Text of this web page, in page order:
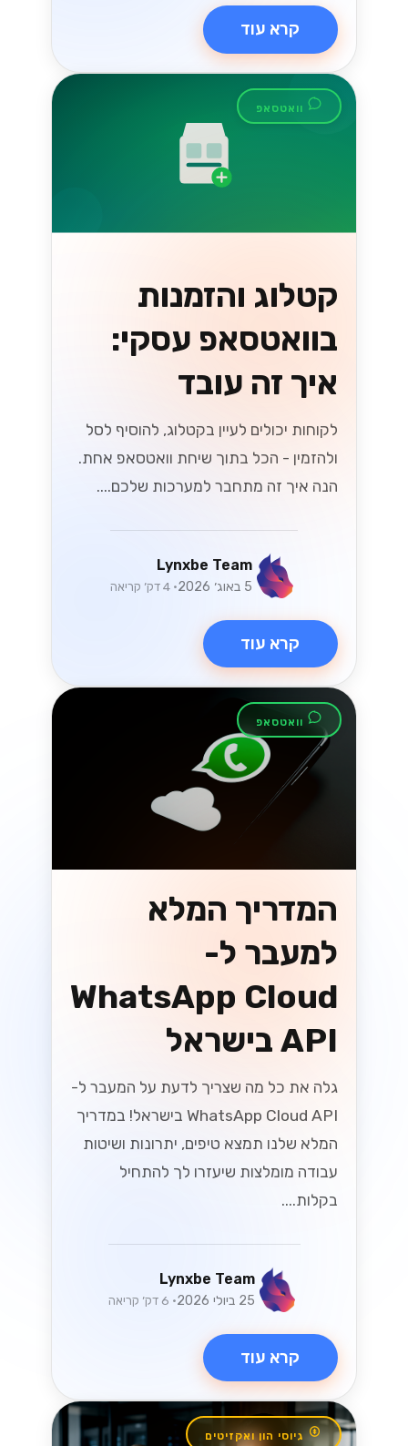
קרא עוד
וואטסאפ
קטלוג והזמנות
בוואטסאפ עסקי:
איך זה עובד
לקוחות יכולים לעיין בקטלוג, להוסיף לסל
ולהזמין - הכל בתוך שיחת וואטסאפ אחת.
הנה איך זה מתחבר למערכות שלכם....
Lynxbe Team
5 באוג׳ 2026 • 4 דק׳ קריאה
קרא עוד
וואטסאפ
המדריך המלא
למעבר ל-
WhatsApp Cloud
API בישראל
גלה את כל מה שצריך לדעת על המעבר ל-
WhatsApp Cloud API בישראל! במדריך
המלא שלנו תמצא טיפים, יתרונות ושיטות
עבודה מומלצות שיעזרו לך להתחיל
בקלות....
Lynxbe Team
25 ביולי 2026 • 6 דק׳ קריאה
קרא עוד
גיוסי הון ואקזיטים